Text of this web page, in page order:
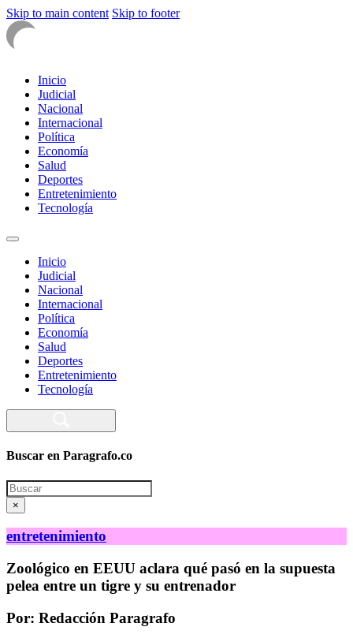
Skip to main content Skip to footer
Inicio
Judicial
Nacional
Internacional
Política
Economía
Salud
Deportes
Entretenimiento
Tecnología
Inicio
Judicial
Nacional
Internacional
Política
Economía
Salud
Deportes
Entretenimiento
Tecnología
Buscar en Paragrafo.co
Search
×
entretenimiento
Zoológico en EEUU aclara qué pasó en la supuesta
pelea entre un tigre y su entrenador
Por: Redacción Paragrafo